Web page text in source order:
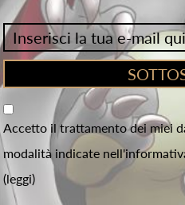
Accetto il trattamento dei miei
modalità indicate
(leggi)